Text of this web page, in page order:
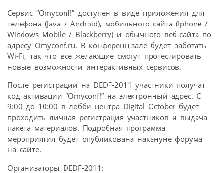
Сервис “Omyconf!” доступен в виде приложения для
телефона (Java / Android), мобильного сайта (Iphone /
Windows Mobile / Blackberry) и обычного веб-сайта по
адресу Omyconf.ru. В конференц-зале будет работать
Wi-Fi, так что все желающие смогут протестировать
новые возможности интерактивных сервисов.
После регистрации на DEDF-2011 участники получат
код активации “Omyconf!” на электронный адрес. С
9:00 до 10:00 в лобби центра Digital October будет
проходить личная регистрация участников и выдача
пакета материалов. Подробная программа
мероприятия будет опубликована накануне форума
на сайте.
Организаторы DEDF-2011: